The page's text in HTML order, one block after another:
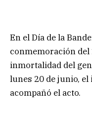
En el Día de la
conmemoración del
inmortalidad del
lunes 20 de junio,
acompañó el acto.